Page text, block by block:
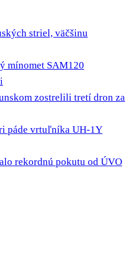
striel, väčšinu
mínomet SAM120
zostrelili tretí dron za
páde vrtuľníka UH-1Y
rekordnú pokutu od ÚVO